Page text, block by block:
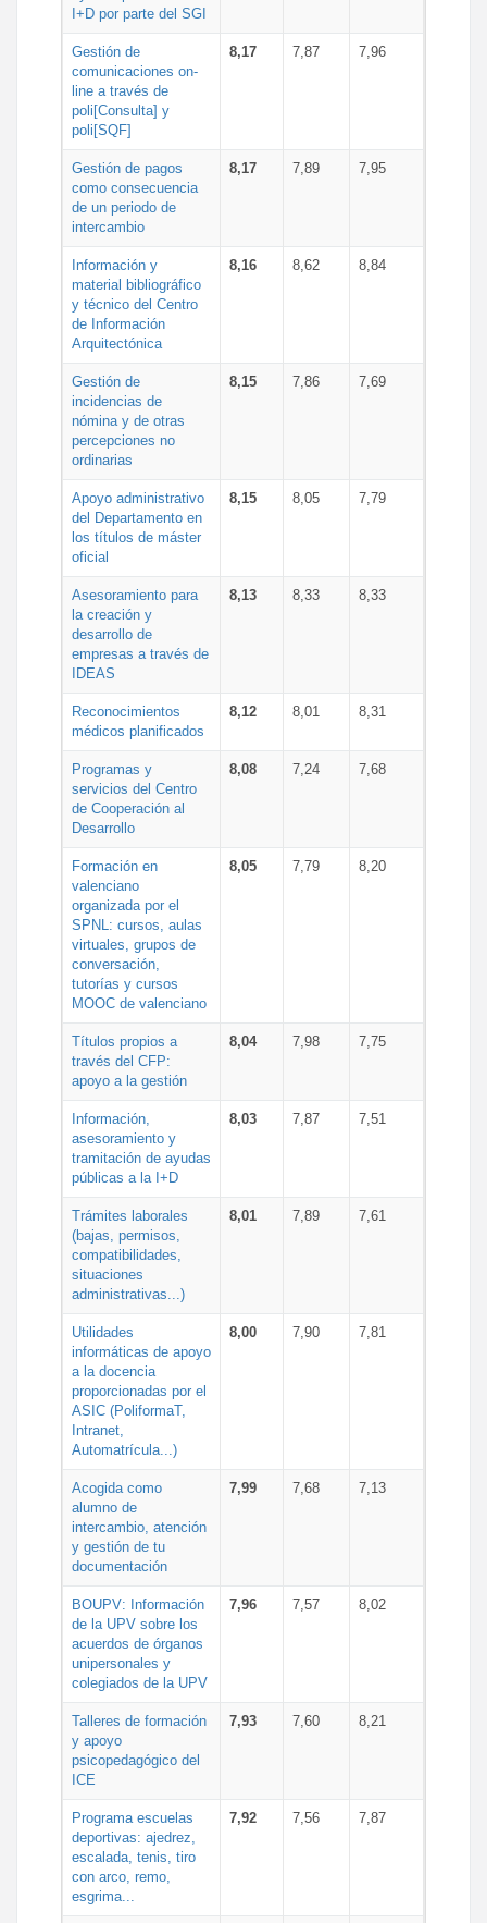
I+D por parte del SGI
Gestión de
comunicaciones on-
line a través de
poli[Consulta] y
poli[SQF]
8,17 7,87 7,96
Gestión de pagos
como consecuencia
de un periodo de
intercambio
8,17 7,89 7,95
Información y
material bibliográfico
y técnico del Centro
de Información
Arquitectónica
8,16 8,62 8,84
Gestión de
incidencias de
nómina y de otras
percepciones no
ordinarias
8,15 7,86 7,69
Apoyo administrativo
del Departamento en
los títulos de máster
oficial
8,15 8,05 7,79
Asesoramiento para
la creación y
desarrollo de
empresas a través de
IDEAS
8,13 8,33 8,33
Reconocimientos
médicos planificados
8,12 8,01 8,31
Programas y
servicios del Centro
de Cooperación al
Desarrollo
8,08 7,24 7,68
Formación en
valenciano
organizada por el
SPNL: cursos, aulas
virtuales, grupos de
conversación,
tutorías y cursos
MOOC de valenciano
8,05 7,79 8,20
Títulos propios a
través del CFP:
apoyo a la gestión
8,04 7,98 7,75
Información,
asesoramiento y
tramitación de ayudas
públicas a la I+D
8,03 7,87 7,51
Trámites laborales
(bajas, permisos,
compatibilidades,
situaciones
administrativas...)
8,01 7,89 7,61
Utilidades
informáticas de apoyo
a la docencia
proporcionadas por el
ASIC (PoliformaT,
Intranet,
Automatrícula...)
8,00 7,90 7,81
Acogida como
alumno de
intercambio, atención
y gestión de tu
documentación
7,99 7,68 7,13
BOUPV: Información
de la UPV sobre los
acuerdos de órganos
unipersonales y
colegiados de la UPV
7,96 7,57 8,02
Talleres de formación
y apoyo
psicopedagógico del
ICE
7,93 7,60 8,21
Programa escuelas
deportivas: ajedrez,
escalada, tenis, tiro
con arco, remo,
esgrima...
7,92 7,56 7,87